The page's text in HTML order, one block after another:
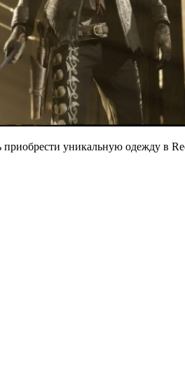
приобрести уникальную одежду в